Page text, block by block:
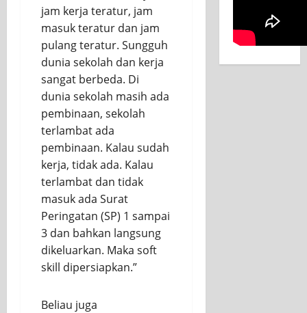
jam kerja teratur, jam
masuk teratur dan jam
pulang teratur. Sungguh
dunia sekolah dan kerja
sangat berbeda. Di
dunia sekolah masih ada
pembinaan, sekolah
terlambat ada
pembinaan. Kalau sudah
kerja, tidak ada. Kalau
terlambat dan tidak
masuk ada Surat
Peringatan (SP) 1 sampai
3 dan bahkan langsung
dikeluarkan. Maka soft
skill dipersiapkan.”
Beliau juga